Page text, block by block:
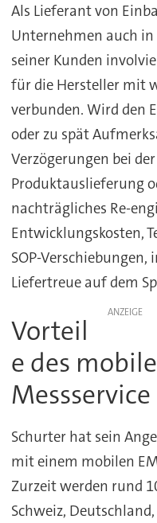
Als Lieferant von
Unternehmen auch
seiner Kunden
für die Hersteller mit
verbunden. Wird den
oder zu spät
Verzögerungen bei
Produktauslieferung
nachträgliches Re-
Entwicklungskosten,
SOP-
Liefertreue auf dem
ANZEIGE
Vorteil
e des
Messservice
Schurter hat sein
mit einem mobilen
Zurzeit werden rund
Schweiz,